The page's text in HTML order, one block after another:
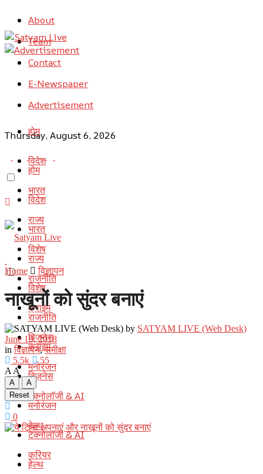
About
Team
Contact
E-Newspaper
Advertisement
Thursday, August 6, 2026
होम
विदेश
भारत
राज्य
विशेष
राजनीति
क्राइम
बिज़नेस
मनोरंजन
टेक्नोलॉजी & AI
हेल्थ
करियर
होम
विदेश
भारत
राज्य
विशेष
राजनीति
क्राइम
बिज़नेस
मनोरंजन
टेक्नोलॉजी & AI
हेल्थ
Home विज्ञापन
नाखूनों को सुंदर बनाएं
by SATYAM LIVE (Web Desk)
June 19, 2018
in विज्ञापन,समीक्षा
5.5k
55
A A
A
A
Reset
0